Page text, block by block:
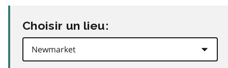
Choisir un lieu: